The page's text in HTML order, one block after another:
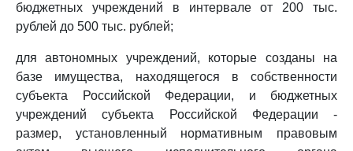
бюджетных учреждений в интервале от 200 тыс.
рублей до 500 тыс. рублей;
для автономных учреждений, которые созданы на
базе имущества, находящегося в собственности
субъекта Российской Федерации, и бюджетных
учреждений субъекта Российской Федерации -
размер, установленный нормативным правовым